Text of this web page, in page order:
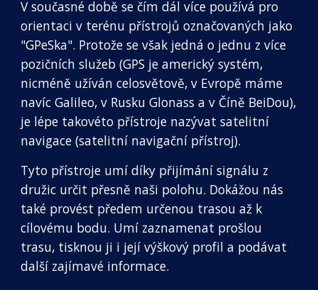
V současné době se čím dál více používá pro
orientaci v terénu přístrojů označovaných jako
"GPeSka". Protože se však jedná o jednu z více
pozičních služeb (GPS je americký systém,
nicméně užíván celosvětově, v Evropě máme
navíc Galileo, v Rusku Glonass a v Číně BeiDou),
je lépe takovéto přístroje nazývat satelitní
navigace (satelitní navigační přístroj).
Tyto přístroje umí díky přijímání signálu z
družic určit přesně naši polohu. Dokážou nás
také provést předem určenou trasou až k
cílovému bodu. Umí zaznamenat prošlou
trasu, tisknou ji i její výškový profil a podávat
další zajímavé informace.